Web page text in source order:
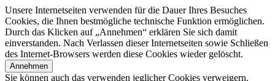
Unsere Internetseiten verwenden für die Dauer Ihres Besuches
Cookies, die Ihnen bestmögliche technische Funktion ermöglichen.
Durch das Klicken auf „Annehmen“ erklären Sie sich damit
einverstanden. Nach Verlassen dieser Internetseiten sowie Schließen
des Internet-Browsers werden diese Cookies wieder gelöscht.
Annehmen
Sie können auch das verwenden jeglicher Cookies verweigern.